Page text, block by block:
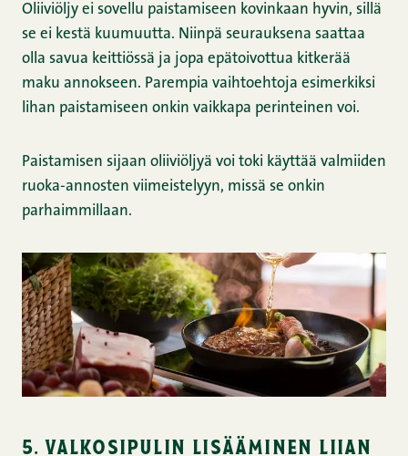
Oliiviöljy ei sovellu paistamiseen kovinkaan hyvin, sillä
se ei kestä kuumuutta. Niinpä seurauksena saattaa
olla savua keittiössä ja jopa epätoivottua kitkerää
maku annokseen. Parempia vaihtoehtoja esimerkiksi
lihan paistamiseen onkin vaikkapa perinteinen voi.
Paistamisen sijaan oliiviöljyä voi toki käyttää valmiiden
ruoka-annosten viimeistelyyn, missä se onkin
parhaimmillaan.
5. valkosipulin lisääminen liian